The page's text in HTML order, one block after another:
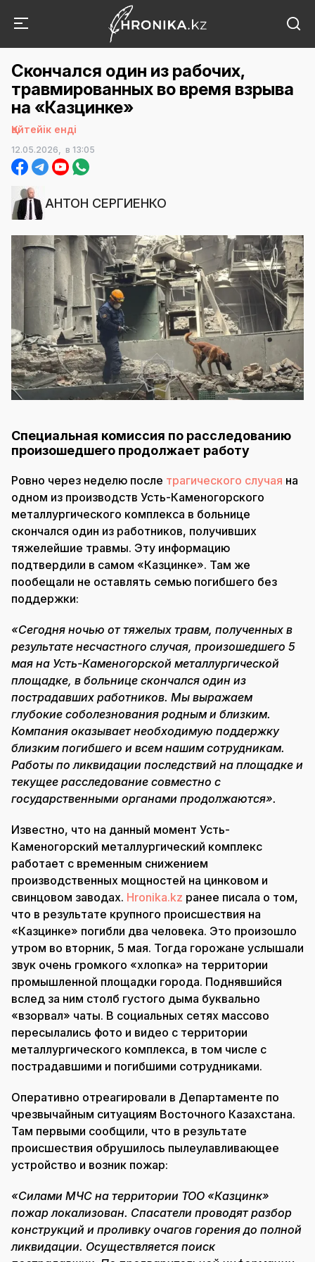
Скончался один из рабочих,
травмированных во время взрыва
на «Казцинке»
Қайтейік енді
12.05.2026, в 13:05
АНТОН СЕРГИЕНКО
Специальная комиссия по расследованию
произошедшего продолжает работу
Ровно через неделю после трагического случая на
одном из производств Усть-Каменогорского
металлургического комплекса в больнице
скончался один из работников, получивших
тяжелейшие травмы. Эту информацию
подтвердили в самом «Казцинке». Там же
пообещали не оставлять семью погибшего без
поддержки:
«Сегодня ночью от тяжелых травм, полученных в
результате несчастного случая, произошедшего 5
мая на Усть-Каменогорской металлургической
площадке, в больнице скончался один из
пострадавших работников. Мы выражаем
глубокие соболезнования родным и близким.
Компания оказывает необходимую поддержку
близким погибшего и всем нашим сотрудникам.
Работы по ликвидации последствий на площадке и
текущее расследование совместно с
государственными органами продолжаются».
Известно, что на данный момент Усть-
Каменогорский металлургический комплекс
работает с временным снижением
производственных мощностей на цинковом и
свинцовом заводах. Hronika.kz ранее писала о том,
что в результате крупного происшествия на
«Казцинке» погибли два человека. Это произошло
утром во вторник, 5 мая. Тогда горожане услышали
звук очень громкого «хлопка» на территории
промышленной площадки города. Поднявшийся
вслед за ним столб густого дыма буквально
«взорвал» чаты. В социальных сетях массово
пересылались фото и видео с территории
металлургического комплекса, в том числе с
пострадавшими и погибшими сотрудниками.
Оперативно отреагировали в Департаменте по
чрезвычайным ситуациям Восточного Казахстана.
Там первыми сообщили, что в результате
происшествия обрушилось пылеулавливающее
устройство и возник пожар:
«Силами МЧС на территории ТОО «Казцинк»
пожар локализован. Спасатели проводят разбор
конструкций и проливку очагов горения до полной
ликвидации. Осуществляется поиск